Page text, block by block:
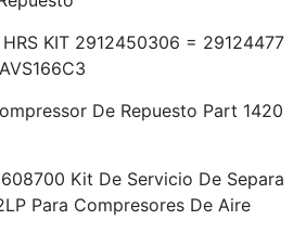
KIT 2912450306 = 29124477
De Repuesto Part 1420
Kit De Servicio De Separa
Para Compresores De Aire